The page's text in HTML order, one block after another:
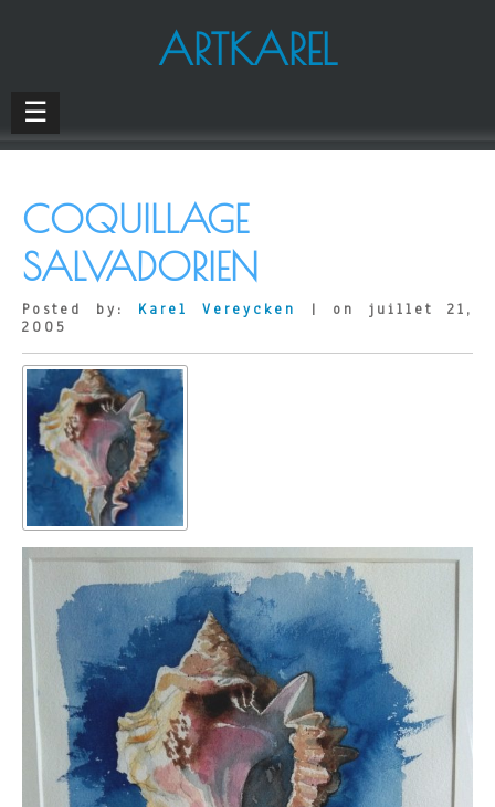
ARTKAREL
☰
COQUILLAGE
SALVADORIEN
Posted by: Karel Vereycken
| on juillet 21,
2005